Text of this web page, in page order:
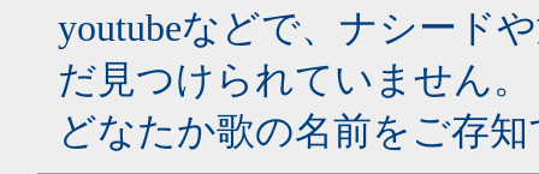
youtubeなどで、ナシード
だ見つけられていません。
どなたか歌の名前をご存